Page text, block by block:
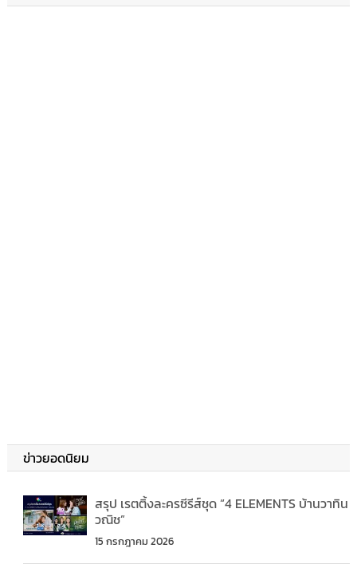
ข่าวยอดนิยม
สรุป เรตติ้งละครซีรีส์ชุด “4 ELEMENTS บ้านวาทิน
วณิช”
15 กรกฎาคม 2026